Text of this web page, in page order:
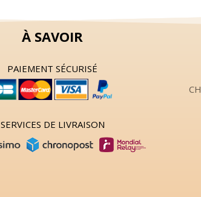
À SAVOIR
PAIEMENT SÉCURISÉ
SERVICES DE LIVRAISON